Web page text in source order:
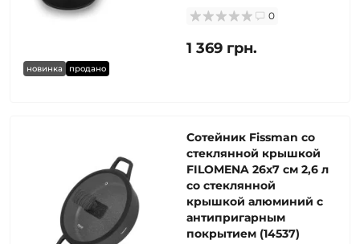
новинка продано
0
1 369 грн.
Сотейник Fissman со
стеклянной крышкой
FILOMENA 26x7 см 2,6 л
со стеклянной
крышкой алюминий с
антипригарным
покрытием (14537)